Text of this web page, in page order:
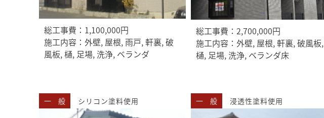
総工事費：1,100,000円
施工内容：外壁, 屋根, 雨戸, 軒裏, 破
風板, 樋, 足場, 洗浄, ベランダ
総工事費：2,700,000円
施工内容：外壁, 屋根, 軒裏, 破風板,
樋, 足場, 洗浄, ベランダ床
一 般 シリコン塗料使用 一 般 浸透性塗料使用